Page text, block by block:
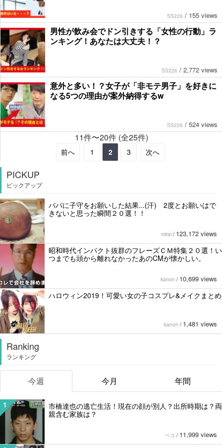
SS226 / 155 views
男性が飲み会でドン引きする「女性の行動」ラ
ンキング！あなたは大丈夫！？
SS226 / 2,772 views
意外と多い！？女子が「非モテ男子」を好きに
なる5つの理由が案外納得するw
SS226 / 524 views
11件〜20件 (全25件)
前へ 1 2 3 次へ
PICKUP
ピックアップ
パパに子守をお願いした結果...(汗) 2度とお願いはで
きないと思った瞬間２０選！！
mirai / 123,172 views
昭和時代インパクト抜群のフレーズＣＭ特集２０選！い
つまでも頭から離れなかったあのCMが懐かしい。
kanon / 10,699 views
ハロウィン2019！可愛い女の子コスプレ&メイクまとめ
kanon / 1,481 views
Ranking
ランキング
今週 今月 年間
1
市橋達也の逃亡生活！現在の顔が別人？出所時期は？両
親含む家族は？
ペコ / 11,999 views